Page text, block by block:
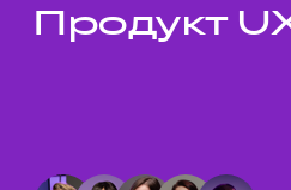
Темы докладов
Продукт